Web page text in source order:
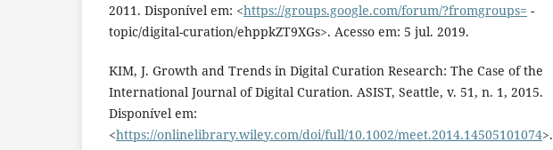
2011. Disponível em: <https://groups.google.com/forum/?fromgroups= -
topic/digital-curation/ehppkZT9XGs>. Acesso em: 5 jul. 2019.
KIM, J. Growth and Trends in Digital Curation Research: The Case of the
International Journal of Digital Curation. ASIST, Seattle, v. 51, n. 1, 2015.
Disponível em:
<https://onlinelibrary.wiley.com/doi/full/10.1002/meet.2014.14505101074>.